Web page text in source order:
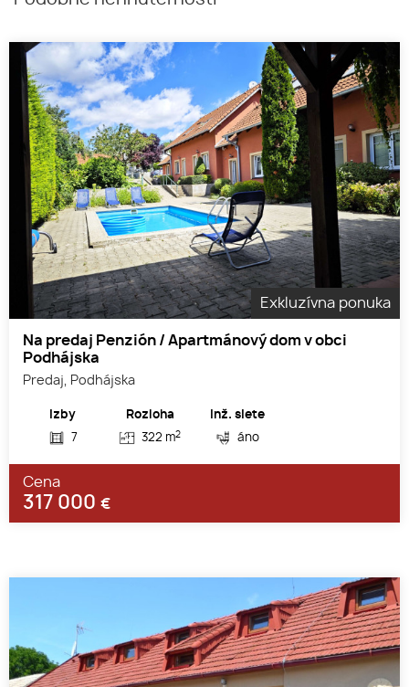
Exkluzívna ponuka
Na predaj Penzión / Apartmánový dom v obci
Podhájska
Predaj, Podhájska
Izby
7
Rozloha
322 m2
Inž. siete
áno
Cena
317 000 €